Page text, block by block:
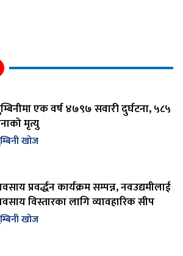
एक वर्ष ४७९७ सवारी दुर्घटना, ५८५
मृत्यु
खोज
प्रवर्द्धन कार्यक्रम सम्पन्न, नवउद्यमीलाई
विस्तारका लागि व्यावहारिक सीप
खोज